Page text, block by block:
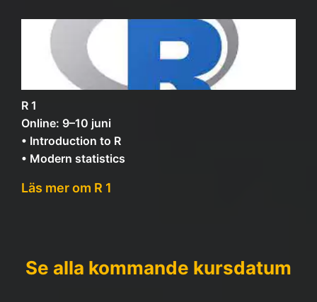
R 1
Online: 9–10 juni
• Introduction to R
• Modern statistics
Läs mer om R 1
Se alla kommande kursdatum